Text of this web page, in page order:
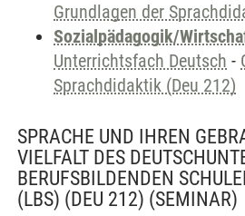
Grundlagen der
Sozialpädagogik/
Unterrichtsfach Deutsch -
Sprachdidaktik (Deu 212)
SPRACHE UND IHREN
VIELFALT DES
BERUFSBILDENDEN
(LBS) (DEU 212) (SEMINAR)